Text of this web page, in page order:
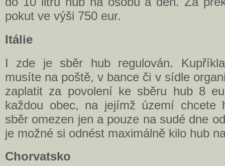
pokut ve výši 750 eur.
Itálie
I zde je sběr hub regulován.
musíte na poště, v bance či v sídle
zaplatit za povolení ke sběru hub 8
každou obec, na jejímž území chcete
sběr omezen jen a pouze na sudé dne
je možné si odnést maximálně kilo hub
Chorvatsko